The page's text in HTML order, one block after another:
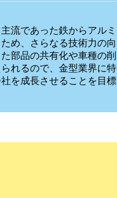
流であった鉄からアルミ
め、さらなる技術力の向
部品の共有化や車種の削
れるので、金型業界に特
を成長させることを目標